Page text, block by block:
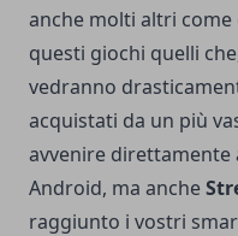
anche molti altri come
questi giochi quelli
vedranno
acquistati da un più
avvenire direttamente
Android, ma anche
raggiunto i vostri